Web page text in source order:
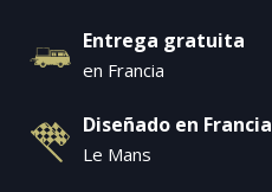
Entrega gratuita
en Francia
Diseñado en Francia
Le Mans